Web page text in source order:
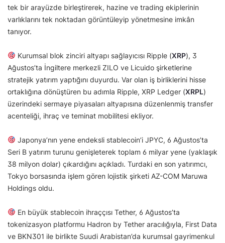
tek bir arayüzde birleştirerek, hazine ve trading ekiplerinin
varlıklarını tek noktadan görüntüleyip yönetmesine imkân
tanıyor.
Kurumsal blok zinciri altyapı sağlayıcısı Ripple (XRP), 3
Ağustos’ta İngiltere merkezli ZILO ve Licuido şirketlerine
stratejik yatırım yaptığını duyurdu. Var olan iş birliklerini hisse
ortaklığına dönüştüren bu adımla Ripple, XRP Ledger (XRPL)
üzerindeki sermaye piyasaları altyapısına düzenlenmiş transfer
acenteliği, ihraç ve teminat mobilitesi ekliyor.
Japonya’nın yene endeksli stablecoin’i JPYC, 6 Ağustos’ta
Seri B yatırım turunu genişleterek toplam 6 milyar yene (yaklaşık
38 milyon dolar) çıkardığını açıkladı. Turdaki en son yatırımcı,
Tokyo borsasında işlem gören lojistik şirketi AZ-COM Maruwa
Holdings oldu.
En büyük stablecoin ihraççısı Tether, 6 Ağustos’ta
tokenizasyon platformu Hadron by Tether aracılığıyla, First Data
ve BKN301 ile birlikte Suudi Arabistan’da kurumsal gayrimenkul